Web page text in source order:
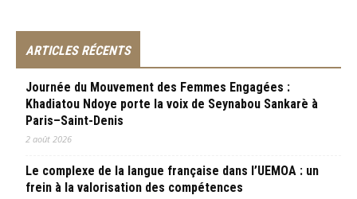
ARTICLES RÉCENTS
Journée du Mouvement des Femmes Engagées :
Khadiatou Ndoye porte la voix de Seynabou Sankarè à
Paris–Saint-Denis
2 août 2026
Le complexe de la langue française dans l’UEMOA : un
frein à la valorisation des compétences